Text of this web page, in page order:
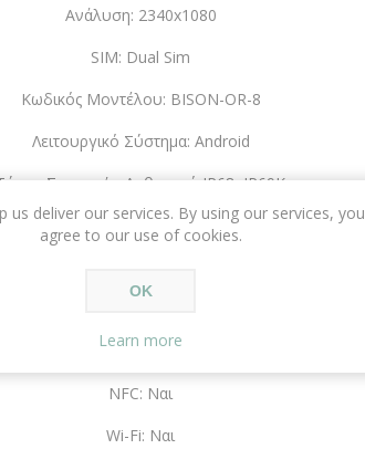
Ανάλυση: 2340x1080
SIM: Dual Sim
Κωδικός Μοντέλου: BISON-OR-8
Λειτουργικό Σύστημα: Android
Συσκευής: Ανθεκτικό IP68, IP69K
Ανάλυση Selfie Κάμερας: 24MP
Bluetooth: Ναι
NFC: Ναι
Wi-Fi: Ναι
us deliver our services. By using our services, you
agree to our use of cookies.
OK
Learn more